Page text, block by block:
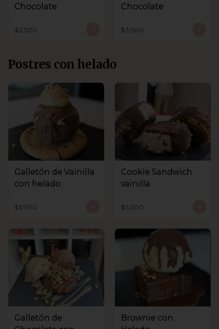
Chocolate
$2.500
Chocolate
$3.500
Postres con helado
Galletón de Vainilla
con helado
$5.900
Cookie Sandwich
vainilla
$5.300
Galletón de
Brownie con